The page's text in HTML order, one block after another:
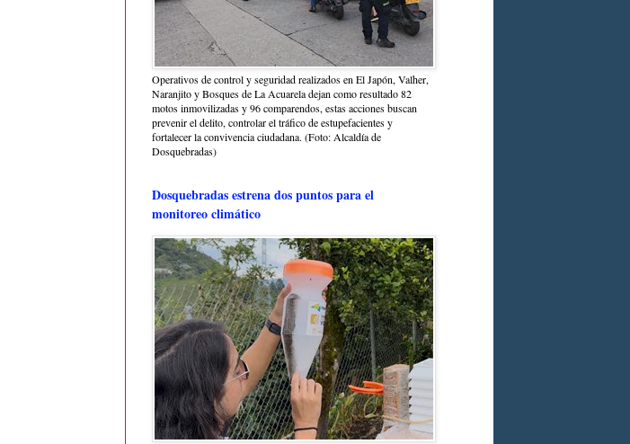
Operativos de control y seguridad realizados en El Japón, Valher,
Naranjito y Bosques de La Acuarela dejan como resultado 82
motos inmovilizadas y 96 comparendos, estas acciones buscan
prevenir el delito, controlar el tráfico de estupefacientes y
fortalecer la convivencia ciudadana. (Foto: Alcaldía de
Dosquebradas)
Dosquebradas estrena dos puntos para el
monitoreo climático